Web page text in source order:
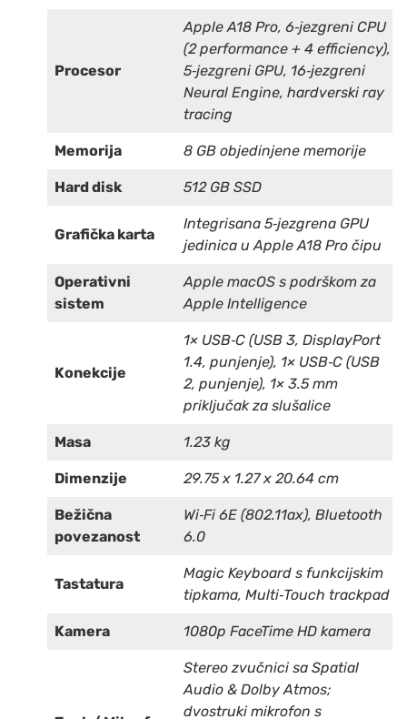
Procesor
Apple A18 Pro, 6‑jezgreni CPU
(2 performance + 4 efficiency),
5‑jezgreni GPU, 16‑jezgreni
Neural Engine, hardverski ray
tracing
Memorija 8 GB objedinjene memorije
Hard disk 512 GB SSD
Grafička karta
Integrisana 5‑jezgrena GPU
jedinica u Apple A18 Pro čipu
Operativni
sistem
Apple macOS s podrškom za
Apple Intelligence
Konekcije
1× USB‑C (USB 3, DisplayPort
1.4, punjenje), 1× USB‑C (USB
2, punjenje), 1× 3.5 mm
priključak za slušalice
Masa 1.23 kg
Dimenzije 29.75 x 1.27 x 20.64 cm
Bežična
povezanost
Wi‑Fi 6E (802.11ax), Bluetooth
6.0
Tastatura
Magic Keyboard s funkcijskim
tipkama, Multi‑Touch trackpad
Kamera 1080p FaceTime HD kamera
Stereo zvučnici sa Spatial
Audio & Dolby Atmos;
dvostruki mikrofon s